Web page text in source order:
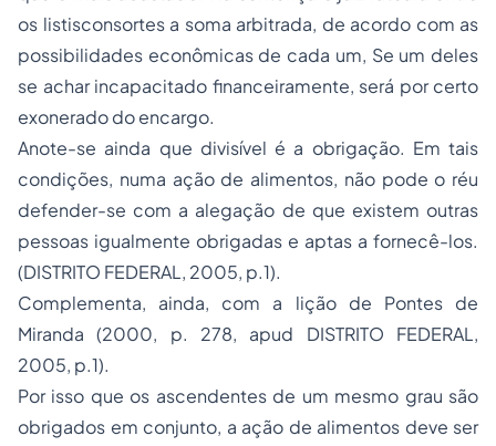
os listisconsortes a soma arbitrada, de acordo com as
possibilidades econômicas de cada um, Se um deles
se achar incapacitado financeiramente, será por certo
exonerado do encargo.
Anote-se ainda que divisível é a obrigação. Em tais
condições, numa ação de alimentos, não pode o réu
defender-se com a alegação de que existem outras
pessoas igualmente obrigadas e aptas a fornecê-los.
(DISTRITO FEDERAL, 2005, p.1).
Complementa, ainda, com a lição de Pontes de
Miranda (2000, p. 278, apud DISTRITO FEDERAL,
2005, p.1).
Por isso que os ascendentes de um mesmo grau são
obrigados em conjunto, a ação de alimentos deve ser